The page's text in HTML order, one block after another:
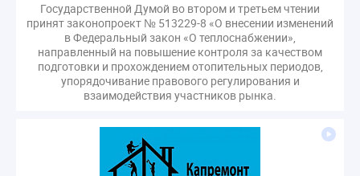
Государственной Думой во втором и третьем чтении
принят законопроект № 513229-8 «О внесении изменений
в Федеральный закон «О теплоснабжении»,
направленный на повышение контроля за качеством
подготовки и прохождением отопительных периодов,
упорядочивание правового регулирования и
взаимодействия участников рынка.